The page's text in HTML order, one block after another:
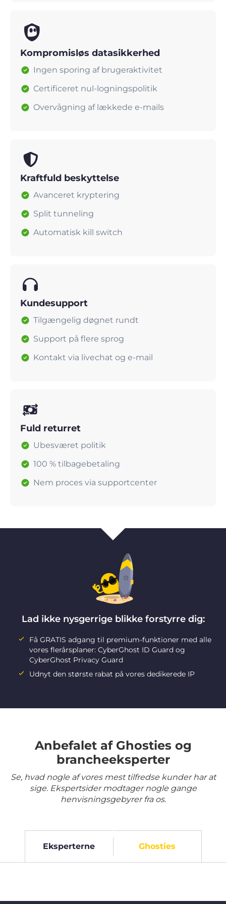
Kompromisløs datasikkerhed
Ingen sporing af brugeraktivitet
Certificeret nul-logningspolitik
Overvågning af lækkede e-mails
Kraftfuld beskyttelse
Avanceret kryptering
Split tunneling
Automatisk kill switch
Kundesupport
Tilgængelig døgnet rundt
Support på flere sprog
Kontakt via livechat og e-mail
Fuld returret
Ubesværet politik
100 % tilbagebetaling
Nem proces via supportcenter
Lad ikke nysgerrige blikke forstyrre dig:
Få GRATIS adgang til premium-funktioner med alle
vores flerårsplaner: CyberGhost ID Guard og
CyberGhost Privacy Guard
Udnyt den største rabat på vores dedikerede IP
Anbefalet af Ghosties og
brancheeksperter
Se, hvad nogle af vores mest tilfredse kunder har at
sige. Ekspertsider modtager nogle gange
henvisningsgebyrer fra os.
Eksperterne Ghosties